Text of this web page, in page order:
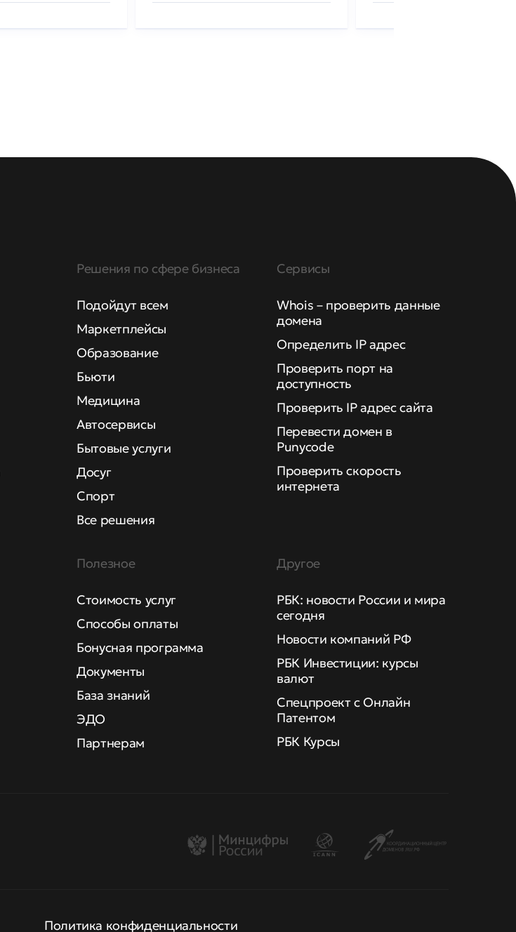
Решения по сфере бизнеса
Подойдут всем
Маркетплейсы
Образование
Бьюти
Медицина
Автосервисы
Бытовые услуги
Досуг
Спорт
Все решения
Сервисы
Whois – проверить данные
домена
Определить IP адрес
Проверить порт на
доступность
Проверить IP адрес сайта
Перевести домен в
Punycode
Проверить скорость
интернета
Полезное
Стоимость услуг
Способы оплаты
Бонусная программа
Документы
База знаний
ЭДО
Партнерам
Другое
РБК: новости России и мира
сегодня
Новости компаний РФ
РБК Инвестиции: курсы
валют
Спецпроект с Онлайн
Патентом
РБК Курсы
Политика конфиденциальности